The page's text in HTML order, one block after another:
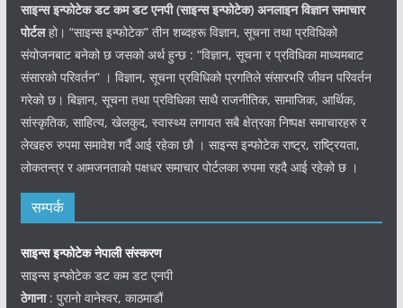
साइन्स इन्फोटेक डट कम डट एनपी (साइन्सइन्फोटेक) अनलाइन विज्ञान समाचार
पोर्टलहो। “साइन्स इन्फोटेक” तीन शब्दहरू विज्ञान, सूचना तथा प्रविधिको
संयोजनबाट बनेको छ जसको अर्थ हुन्छ : “विज्ञान, सूचना र प्रविधिका माध्यमबाट
संसारको परिवर्तन” । विज्ञान, सूचना प्रविधिको प्रगतिले संसारभरि जीवन परिवर्तन
गरेको छ। बिज्ञान, सूचना तथा प्रविधिका साथै राजनीतिक, सामाजिक, आर्थिक,
सांस्कृतिक, साहित्य, खेलकुद, स्वास्थ्य लगायत सबै क्षेत्रका निष्पक्ष समाचारहरु र
लेखहरु रुपमा समावेश गर्दै आई रहेका छौ । साइन्स इन्फोटेक राष्ट्र, राष्ट्रियता,
लोकतन्त्र र आमजनताको पक्षधर समाचार पोर्टलका रुपमा रहदै आई रहेको छ ।
सम्पर्क
साइन्स इन्फोटेक नेपाली संस्करण
साइन्स इन्फोटेक डट कम डट एनपी
ठेगाना: पुरानो वानेश्वर, काठमाडौं